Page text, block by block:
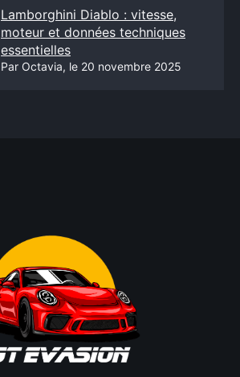
Lamborghini Diablo : vitesse,
moteur et données techniques
essentielles
Par Octavia, le 20 novembre 2025